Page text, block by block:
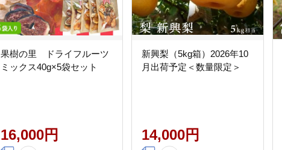
果樹の里 ドライフルーツ
ミックス40g×5袋セット
16,000円
新興梨（5kg箱）2026年10
月出荷予定＜数量限定＞
14,000円